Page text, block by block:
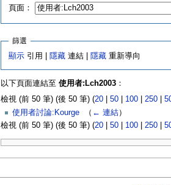
頁面：
篩選
顯示 引用 | 隱藏 連結 | 隱藏 重新導向
以下頁面連結至 使用者:Lch2003：
檢視 (前 50 筆) (後 50 筆) (20| 50| 100| 250|
使用者討論:Kourge‎ （ ← 連結）
檢視 (前 50 筆) (後 50 筆) (20| 50| 100| 250|